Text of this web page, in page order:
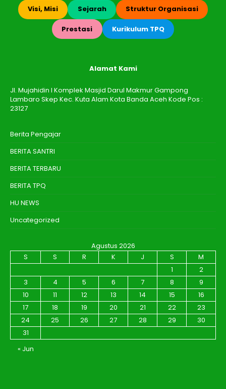
Visi, Misi Sejarah Struktur Organisasi
Prestasi Kurikulum TPQ
Alamat Kami
Jl. Mujahidin I Komplek Masjid Darul Makmur Gampong
Lambaro Skep Kec. Kuta Alam Kota Banda Aceh Kode Pos :
23127
Berita Pengajar
BERITA SANTRI
BERITA TERBARU
BERITA TPQ
HU NEWS
Uncategorized
Agustus 2026
S
S R K J S
M
1
2
3
4 5 6 7 8
9
10
11 12 13 14 15
16
17
18 19 20 21 22
23
24
25 26 27 28 29
30
31
« Jun